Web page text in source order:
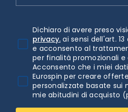
Dichiaro di avere preso
privacy. ai sensi dell'art. 13
e acconsento al
per finalità promozionali e
Acconsento che i miei
Eurospin per creare
personalizzate basate sui
mie abitudini di acquisto